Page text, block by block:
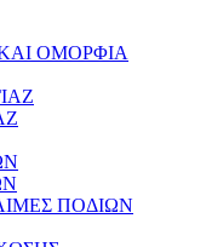
ΟΜΟΡΦΙΑ
ΠΟΔΙΩΝ